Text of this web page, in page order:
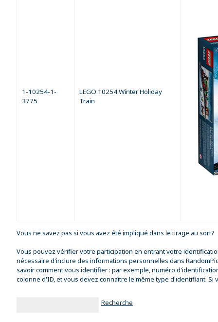
1-10254-1-
3775
LEGO 10254 Winter Holiday
Train
Vous ne savez pas si vous avez été impliqué dans le tirage au sort?
Vous pouvez vérifier votre participation en entrant votre
nécessaire d'inclure des informations personnelles dans
savoir comment vous identifier : par exemple, numéro
colonne d'ID, et vous devez connaître le même type d'identifiant.
Recherche